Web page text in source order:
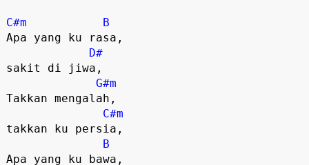
C#m
B
Apa yang ku rasa,
D#
sakit di jiwa,
G#m
Takkan mengalah,
C#m
takkan ku persia,
B
Apa yang ku bawa,